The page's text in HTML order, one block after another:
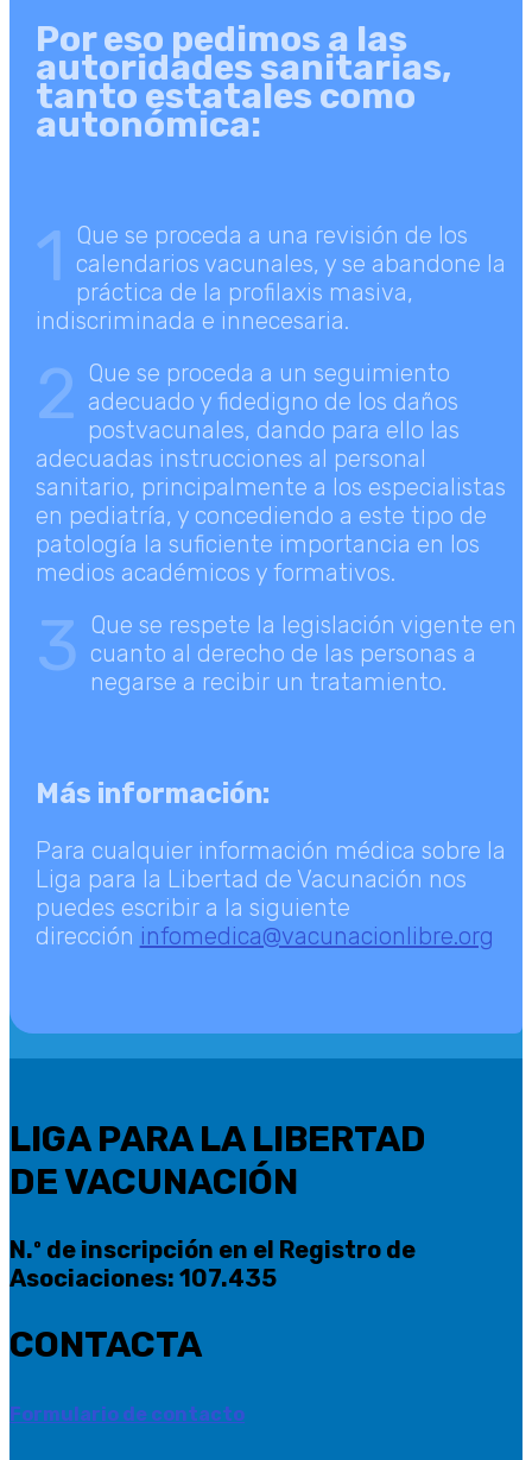
Por eso pedimos a las
autoridades sanitarias,
tanto estatales como
autonómica:
1
Que se proceda a una revisión de los
calendarios vacunales, y se abandone la
práctica de la profilaxis masiva,
indiscriminada e innecesaria.
2 Que se proceda a un seguimiento
adecuado y fidedigno de los daños
postvacunales, dando para ello las
adecuadas instrucciones al personal
sanitario, principalmente a los especialistas
en pediatría, y concediendo a este tipo de
patología la suficiente importancia en los
medios académicos y formativos.
3
Que se respete la legislación vigente en
cuanto al derecho de las personas a
negarse a recibir un tratamiento.
Más información:
Para cualquier información médica sobre la
Liga para la Libertad de Vacunación nos
puedes escribir a la siguiente
dirección infomedica@vacunacionlibre.org
LIGA PARA LA LIBERTAD
DE VACUNACIÓN
N.º de inscripción en el Registro de
Asociaciones: 107.435
CONTACTA
Formulario de contacto